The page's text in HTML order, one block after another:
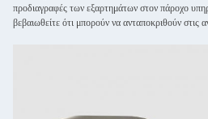
προδιαγραφές των εξαρτημάτων στον πάροχο
βεβαιωθείτε ότι μπορούν να ανταποκριθούν στις